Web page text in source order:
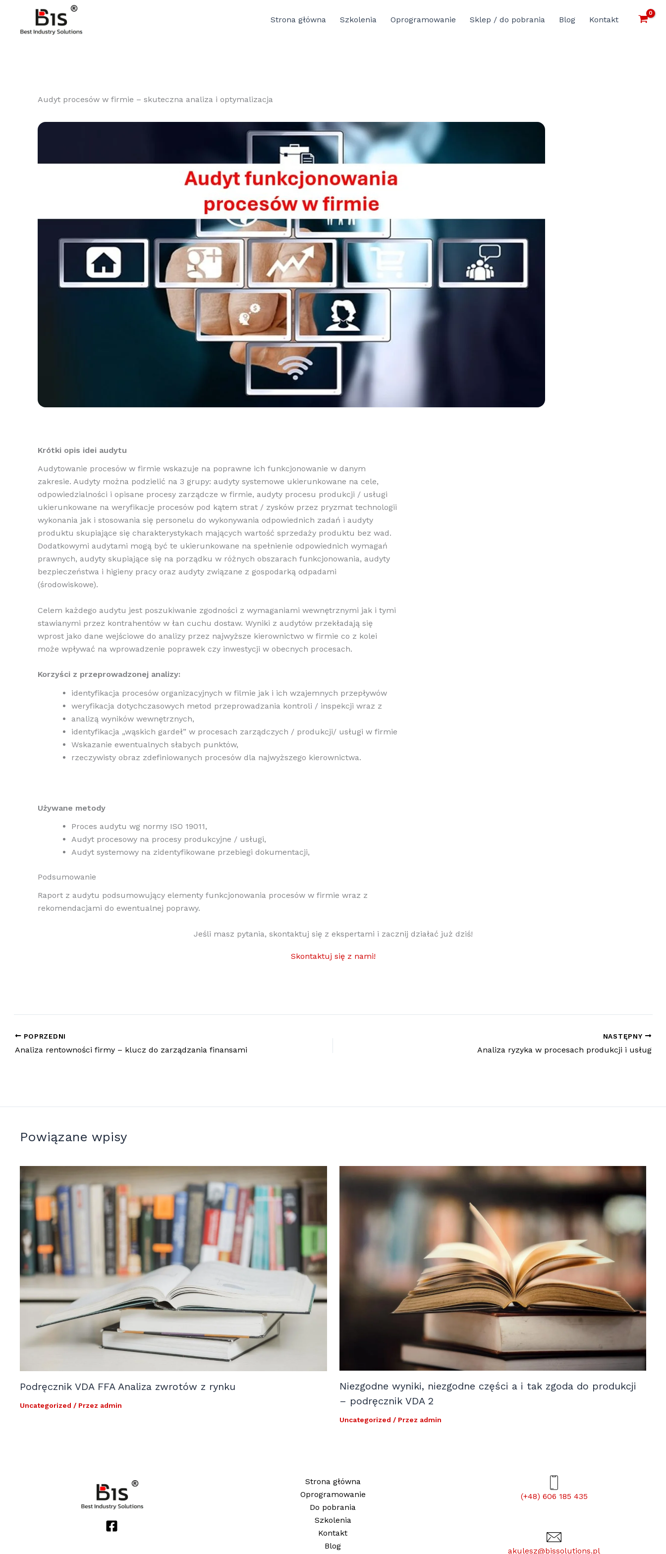
treści
nawigacji
treści
Strona główna Szkolenia Oprogramowanie Sklep / do pobrania Blog Kontakt
Audyt procesów w firmie – skuteczna analiza i optymalizacja
Krótki opis idei audytu
Audytowanie procesów w firmie wskazuje na poprawne ich funkcjonowanie w danym
zakresie. Audyty można podzielić na 3 grupy: audyty systemowe ukierunkowane na cele,
odpowiedzialności i opisane procesy zarządcze w firmie, audyty procesu produkcji / usługi
ukierunkowane na weryfikacje procesów pod kątem strat / zysków przez pryzmat technologii
wykonania jak i stosowania się personelu do wykonywania odpowiednich zadań i audyty
produktu skupiające się charakterystykach mających wartość sprzedaży produktu bez wad.
Dodatkowymi audytami mogą być te ukierunkowane na spełnienie odpowiednich wymagań
prawnych, audyty skupiające się na porządku w różnych obszarach funkcjonowania, audyty
bezpieczeństwa i higieny pracy oraz audyty związane z gospodarką odpadami
(środowiskowe).
Celem każdego audytu jest poszukiwanie zgodności z wymaganiami wewnętrznymi jak i tymi
stawianymi przez kontrahentów w łan cuchu dostaw. Wyniki z audytów przekładają się
wprost jako dane wejściowe do analizy przez najwyższe kierownictwo w firmie co z kolei
może wpływać na wprowadzenie poprawek czy inwestycji w obecnych procesach.
Korzyści z przeprowadzonej analizy:
identyfikacja procesów organizacyjnych w filmie jak i ich wzajemnych przepływów
weryfikacja dotychczasowych metod przeprowadzania kontroli / inspekcji wraz z
analizą wyników wewnętrznych,
identyfikacja „wąskich gardeł” w procesach zarządczych / produkcji/ usługi w firmie
Wskazanie ewentualnych słabych punktów,
rzeczywisty obraz zdefiniowanych procesów dla najwyższego kierownictwa.
Używane metody
Proces audytu wg normy ISO 19011,
Audyt procesowy na procesy produkcyjne / usługi,
Audyt systemowy na zidentyfikowane przebiegi dokumentacji,
Podsumowanie
Raport z audytu podsumowujący elementy funkcjonowania procesów w firmie wraz z
rekomendacjami do ewentualnej poprawy.
Jeśli masz pytania, skontaktuj się z ekspertami i zacznij działać już dziś!
Skontaktuj się z nami!
POPRZEDNI
Analiza rentowności firmy – klucz do zarządzania finansami
NASTĘPNY
Analiza ryzyka w procesach produkcji i usług
Powiązane wpisy
Podręcznik VDA FFA Analiza zwrotów z rynku
Uncategorized / Przez admin
Niezgodne wyniki, niezgodne części a i tak zgoda do produkcji
– podręcznik VDA 2
Uncategorized / Przez admin
Strona główna
Oprogramowanie
Do pobrania
Szkolenia
Kontakt
Blog
(+48) 606 185 435
akulesz@bissolutions.pl